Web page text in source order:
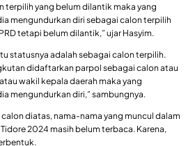
terpilih yang belum dilantik maka yang
mengundurkan diri sebagai calon terpilih
tetapi belum dilantik,” ujar Hasyim.
statusnya adalah sebagai calon terpilih.
didaftarkan parpol sebagai calon atau
wakil kepala daerah maka yang
mengundurkan diri,” sambungnya.
diatas, nama-nama yang muncul dalam
2024 masih belum terbaca. Karena,